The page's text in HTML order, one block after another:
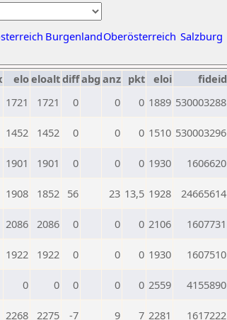
BurgenlandOberösterreich Salzburg
eloeloaltdiffabg anz pkt eloi fideid
1721 1721 0 0 0 1889 530003288
1452 1452 0 0 0 1510 530003296
1901 1901 0 0 0 1930 1606620
1908 1852 56 23 13,5 1928 24665614
2086 2086 0 0 0 2106 1607731
1922 1922 0 0 0 1930 1607510
0 0 0 0 0 2559 4155890
2268 2275 -7 9 7 2281 1617222